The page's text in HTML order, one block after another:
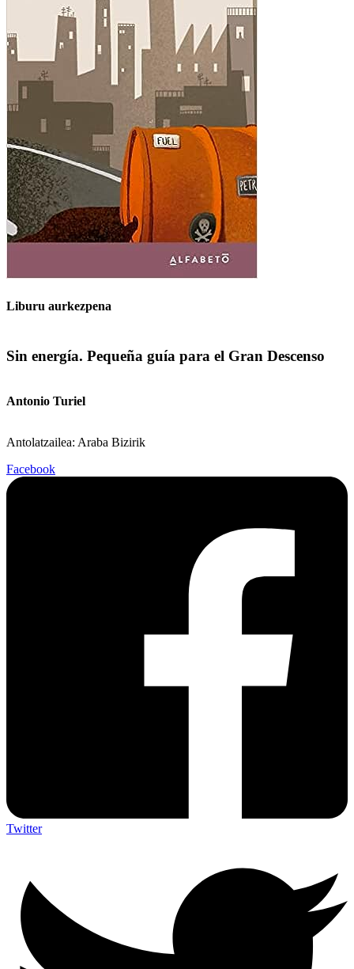
Liburu aurkezpena
Sin energía. Pequeña guía para el Gran Descenso
Antonio Turiel
Antolatzailea: Araba Bizirik
Facebook
Twitter